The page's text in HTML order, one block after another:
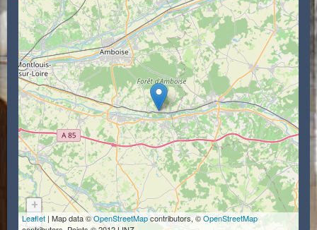
+
−
Leaflet | Map data ©OpenStreetMapcontributors, ©OpenStreetMap